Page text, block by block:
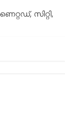
സിറ്റി,